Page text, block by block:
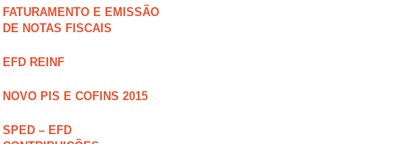
FATURAMENTO E EMISSÃO
DE NOTAS FISCAIS
EFD REINF
NOVO PIS E COFINS 2015
SPED – EFD